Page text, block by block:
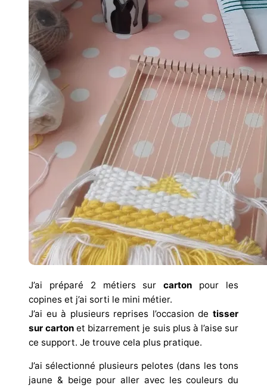
J’ai préparé 2 métiers surcarton pour les
copines et j’ai sorti le mini métier.
J’ai eu à plusieurs reprises l’occasion de tisser
sur carton et bizarrement je suis plus à l’aise sur
ce support. Je trouve cela plus pratique.
J’ai sélectionné plusieurs pelotes (dans les tons
jaune & beige pour aller avec les couleurs du